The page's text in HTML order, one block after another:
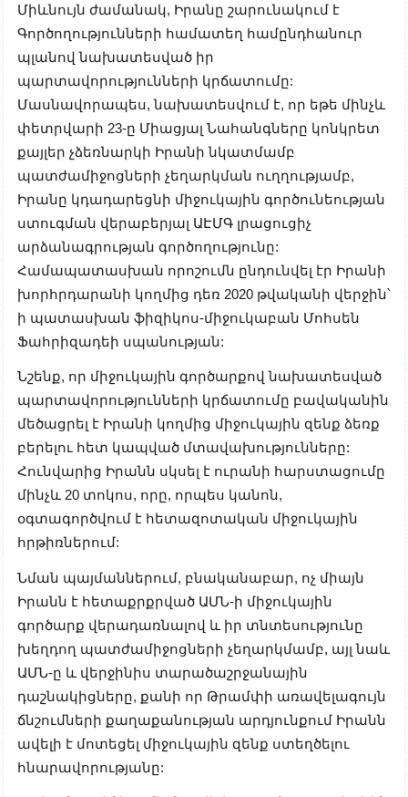
Միևնույն ժամանակ, Իրանը շարունակում է
Գործողությունների համատեղ համընդհանուր
պլանով նախատեսված իր
պարտավորությունների կրճատումը:
Մասնավորապես, նախատեսվում է, որ եթե մինչև
փետրվարի 23-ը Միացյալ Նահանգները կոնկրետ
քայլեր չձեռնարկի Իրանի նկատմամբ
պատժամիջոցների չեղարկման ուղղությամբ,
Իրանը կդադարեցնի միջուկային գործունեության
ստուգման վերաբերյալ ԱԷՄԳ լրացուցիչ
արձանագրության գործողությունը:
Համապատասխան որոշումն ընդունվել էր Իրանի
խորհրդարանի կողմից դեռ 2020 թվականի վերջին՝
ի պատասխան ֆիզիկոս-միջուկաբան Մոհսեն
Ֆահրիզադեի սպանության:
Նշենք, որ միջուկային գործարքով նախատեսված
պարտավորությունների կրճատումը բավականին
մեծացրել է Իրանի կողմից միջուկային զենք ձեռք
բերելու հետ կապված մտավախությունները:
Հունվարից Իրանն սկսել է ուրանի հարստացումը
մինչև 20 տոկոս, որը, որպես կանոն,
օգտագործվում է հետազոտական միջուկային
հրթիռներում:
Նման պայմաններում, բնականաբար, ոչ միայն
Իրանն է հետաքրքրված ԱՄՆ-ի միջուկային
գործարք վերադառնալով և իր տնտեսությունը
խեղդող պատժամիջոցների չեղարկմամբ, այլ նաև
ԱՄՆ-ը և վերջինիս տարածաշրջանային
դաշնակիցները, քանի որ Թրամփի առավելագույն
ճնշումների քաղաքանության արդյունքում Իրանն
ավելի է մոտեցել միջուկային զենք ստեղծելու
հնարավորությանը: